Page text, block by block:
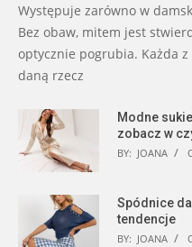
Występuje zarówno w
Bez obaw, mitem jest
optycznie pogrubia. Każda
daną rzecz
Modne
zobacz w
BY: JOANA
Spódnice
tendencje
BY: JOANA